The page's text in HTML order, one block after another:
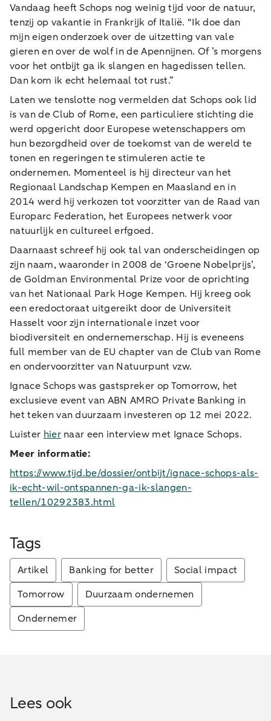
Vandaag heeft Schops nog weinig tijd voor de natuur,
tenzij op vakantie in Frankrijk of Italië. “Ik doe dan
mijn eigen onderzoek over de uitzetting van vale
gieren en over de wolf in de Apennijnen. Of ’s morgens
voor het ontbijt ga ik slangen en hagedissen tellen.
Dan kom ik echt helemaal tot rust.”
Laten we tenslotte nog vermelden dat Schops ook lid
is van de Club of Rome, een particuliere stichting die
werd opgericht door Europese wetenschappers om
hun bezorgdheid over de toekomst van de wereld te
tonen en regeringen te stimuleren actie te
ondernemen. Momenteel is hij directeur van het
Regionaal Landschap Kempen en Maasland en in
2014 werd hij verkozen tot voorzitter van de Raad van
Europarc Federation, het Europees netwerk voor
natuurlijk en cultureel erfgoed.
Daarnaast schreef hij ook tal van onderscheidingen op
zijn naam, waaronder in 2008 de ‘Groene Nobelprijs’,
de Goldman Environmental Prize voor de oprichting
van het Nationaal Park Hoge Kempen. Hij kreeg ook
een eredoctoraat uitgereikt door de Universiteit
Hasselt voor zijn internationale inzet voor
biodiversiteit en ondernemerschap. Hij is eveneens
full member van de EU chapter van de Club van Rome
en ondervoorzitter van Natuurpunt vzw.
Ignace Schops was gastspreker op Tomorrow, het
exclusieve event van ABN AMRO Private Banking in
het teken van duurzaam investeren op 12 mei 2022.
Luister hiernaar een interview met Ignace Schops.
Meer informatie:
https://www.tijd.be/dossier/ontbijt/ignace-schops-als-
ik-echt-wil-ontspannen-ga-ik-slangen-
tellen/10292383.html
Tags
Artikel Banking for better
Social impact
Tomorrow
Duurzaam ondernemen
Ondernemer
Lees ook